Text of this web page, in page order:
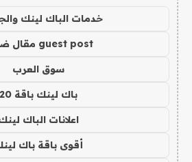
خدمات الباك لينك
guest post مقال ضيف
سوق العرب
باك لينك باقة 20
اعلانات الباك
أقوى باقة باك